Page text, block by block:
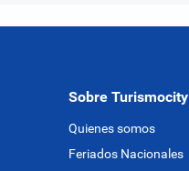
Sobre Turismocity
Quienes somos
Feriados Nacionales